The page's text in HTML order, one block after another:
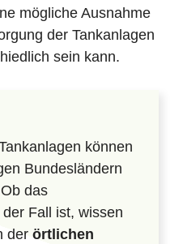
mögliche Ausnahme
der Tankanlagen
sein kann.
können
Bundesländern
das
Fall ist, wissen
der örtlichen